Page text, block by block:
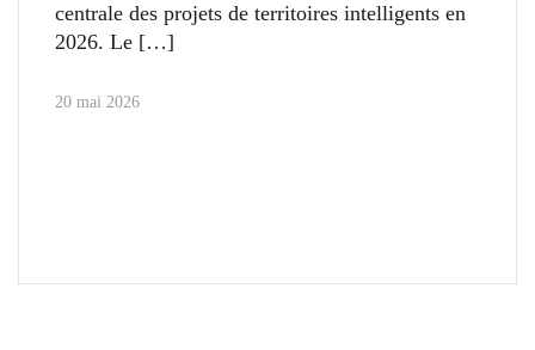
centrale des projets de territoires intelligents en
2026. Le
20 mai 2026